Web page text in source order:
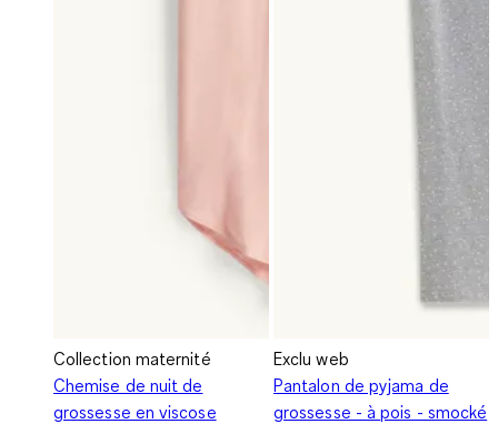
Collection maternité
Chemise de nuit de
grossesse en viscose
Exclu web
Pantalon de pyjama de
grossesse - à pois - smocké